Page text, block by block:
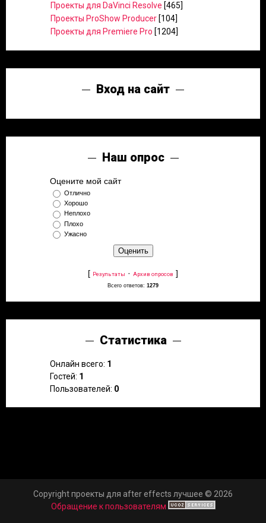
Проекты для DaVinci Resolve [465]
Проекты ProShow Producer [104]
Проекты для Premiere Pro [1204]
Вход на сайт
Наш опрос
Оцените мой сайт
Отлично
Хорошо
Неплохо
Плохо
Ужасно
[ Результаты · Архив опросов ]
Всего ответов: 1279
Статистика
Онлайн всего: 1
Гостей: 1
Пользователей: 0
Copyright проекты для after effects лучшее © 2026
Обращение к пользователям